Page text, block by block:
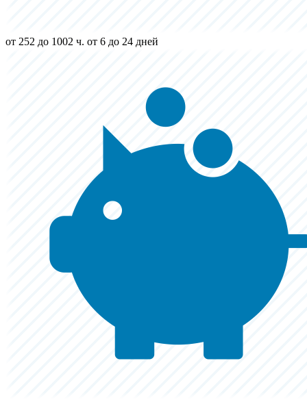
от 252 до 1002 ч. от 6 до 24 дней